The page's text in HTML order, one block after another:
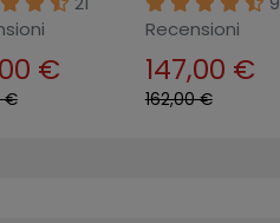
da
Scrivania
€
€
Bianca con
Braccioli e Ruote
Recensioni
147,00 €
162,00 €